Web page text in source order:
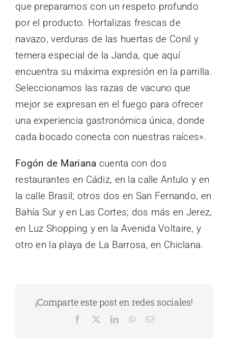
que preparamos con un respeto profundo
por el producto. Hortalizas frescas de
navazo, verduras de las huertas de Conil y
ternera especial de la Janda, que aquí
encuentra su máxima expresión en la parrilla.
Seleccionamos las razas de vacuno que
mejor se expresan en el fuego para ofrecer
una experiencia gastronómica única, donde
cada bocado conecta con nuestras raíces».
Fogón de Mariana cuenta con dos
restaurantes en Cádiz, en la calle Antulo y en
la calle Brasil; otros dos en San Fernando, en
Bahía Sur y en Las Cortes; dos más en Jerez,
en Luz Shopping y en la Avenida Voltaire, y
otro en la playa de La Barrosa, en Chiclana.
¡Comparte este post en redes sociales!
Facebook LinkedInWhatsApp
Correo